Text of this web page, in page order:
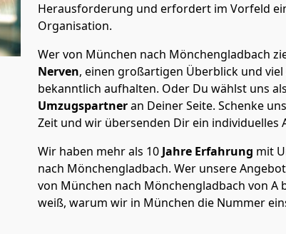
Herausforderung und erfordert im Vorfeld
Organisation.
Wer von München nach Mönchen­gladbach
Nerven, einen großartigen Überblick und
bekanntlich aufhalten. Oder Du wählst uns als
Umzugspartneran Deiner Seite. Schenke
Zeit und wir übersenden Dir ein individuelles
Wir haben mehr als 10 Jahre Erfahrung mit
nach Mönchen­gladbach. Wer unsere
von München nach Mönchen­gladbach von A
weiß, warum wir in München die Nummer